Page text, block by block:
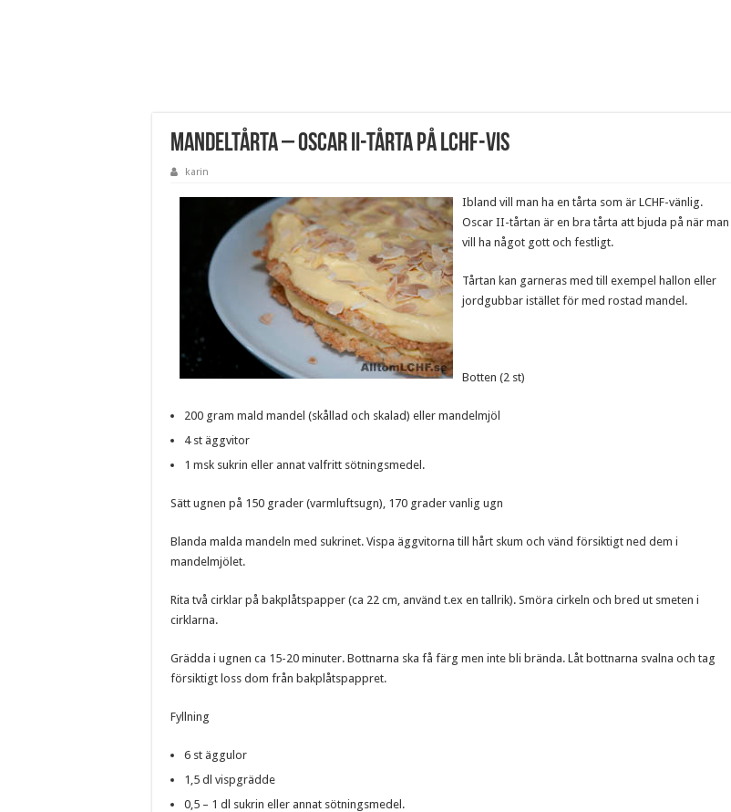
Mandeltårta – Oscar II-tårta på LCHF-vis
karin
Ibland vill man ha en tårta som är LCHF-vänlig.
Oscar II-tårtan är en bra tårta att bjuda på när man
vill ha något gott och festligt.
Tårtan kan garneras med till exempel hallon eller
jordgubbar istället för med rostad mandel.
Botten (2 st)
200 gram mald mandel (skållad och skalad) eller mandelmjöl
4 st äggvitor
1 msk sukrin eller annat valfritt sötningsmedel.
Sätt ugnen på 150 grader (varmluftsugn), 170 grader vanlig ugn
Blanda malda mandeln med sukrinet. Vispa äggvitorna till hårt skum och vänd försiktigt ned dem i
mandelmjölet.
Rita två cirklar på bakplåtspapper (ca 22 cm, använd t.ex en tallrik). Smöra cirkeln och bred ut smeten i
cirklarna.
Grädda i ugnen ca 15-20 minuter. Bottnarna ska få färg men inte bli brända. Låt bottnarna svalna och tag
försiktigt loss dom från bakplåtspappret.
Fyllning
6 st äggulor
1,5 dl vispgrädde
0,5 – 1 dl sukrin eller annat sötningsmedel.